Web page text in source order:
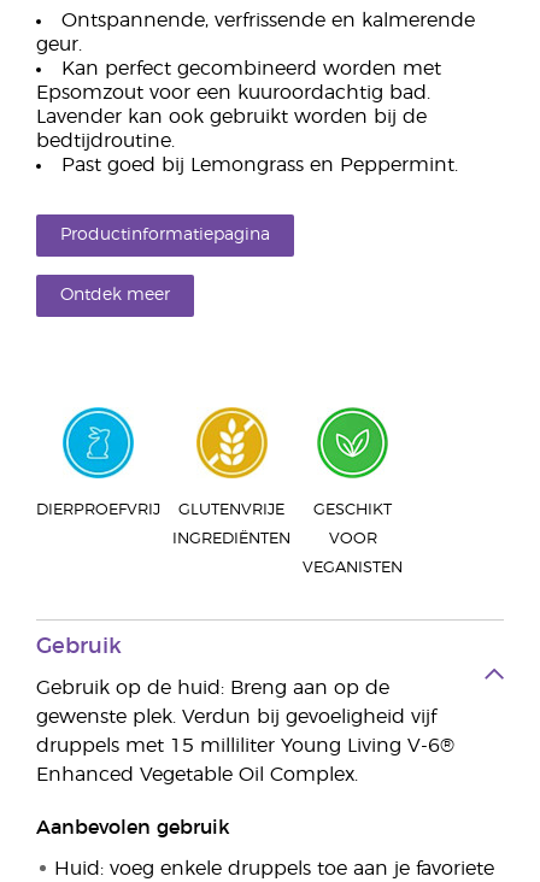
Ontspannende, verfrissende en kalmerende
geur.
Kan perfect gecombineerd worden met
Epsomzout voor een kuuroordachtig bad.
Lavender kan ook gebruikt worden bij de
bedtijdroutine.
Past goed bij Lemongrass en Peppermint.
Productinformatiepagina
Ontdek meer
DIERPROEFVRIJ
GLUTENVRIJE
INGREDIËNTEN
GESCHIKT
VOOR
VEGANISTEN
Gebruik
Gebruik op de huid: Breng aan op de
gewenste plek. Verdun bij gevoeligheid vijf
druppels met 15 milliliter Young Living V-6®
Enhanced Vegetable Oil Complex.
Aanbevolen gebruik
Huid: voeg enkele druppels toe aan je favoriete